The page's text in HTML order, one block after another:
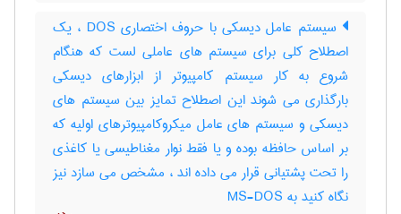
سیستم عامل دیسکی با حروف اختصاری DOS ، یک
اصطلاح کلی برای سیستم های عاملی لست که هنگام
شروع به کار سیستم کامپیوتر از ابزارهای دیسکی
بارگذاری می شوند این اصطلاح تمایز بین سیستم های
دیسکی و سیستم های عامل میکروکامپیوترهای اولیه که
بر اساس حافظه بوده و یا فقط نوار مغناطیسی یا کاغذی
را تحت پشتیانی قرار می داده اند ، مشخص می سازد نیز
نگاه کنید به MS-DOS